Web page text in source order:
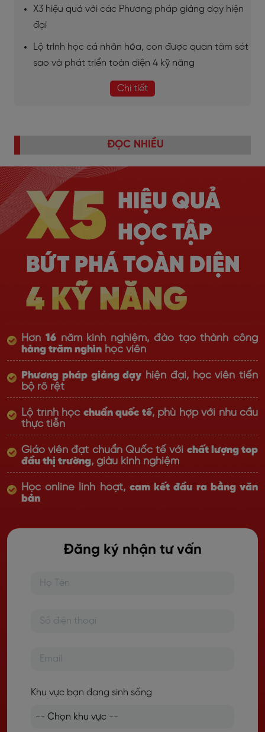
X3 hiệu quả với các Phương pháp giảng dạy hiện
đại
Lộ trình học cá nhân hóa, con được quan tâm sát
sao và phát triển toàn diện 4 kỹ năng
Chi tiết
ĐỌC NHIỀU
Hơn 16năm kinh nghiệm, đào tạo thành công
hàng trăm nghìn học viên
Phương pháp giảng dạy hiện đại, học viên tiến
bộ rõ rệt
Lộ trình học chuẩn quốc tế, phù hợp với nhu cầu
thực tiễn
Giáo viên đạt chuẩn Quốc tế với chất lượng top
đầu thị trường, giàu kinh nghiệm
Học online linh hoạt, cam kết đầu ra bằng văn
bản
Đăng ký nhận tư vấn
Khu vực bạn đang sinh sống